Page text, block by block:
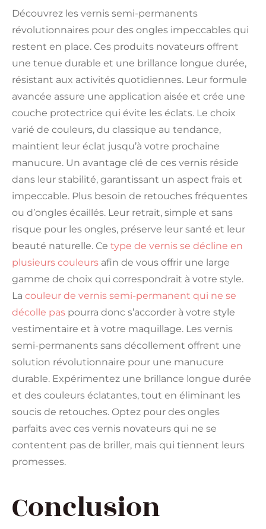
Découvrez les vernis semi-permanents
révolutionnaires pour des ongles impeccables qui
restent en place. Ces produits novateurs offrent
une tenue durable et une brillance longue durée,
résistant aux activités quotidiennes. Leur formule
avancée assure une application aisée et crée une
couche protectrice qui évite les éclats. Le choix
varié de couleurs, du classique au tendance,
maintient leur éclat jusqu’à votre prochaine
manucure. Un avantage clé de ces vernis réside
dans leur stabilité, garantissant un aspect frais et
impeccable. Plus besoin de retouches fréquentes
ou d’ongles écaillés. Leur retrait, simple et sans
risque pour les ongles, préserve leur santé et leur
beauté naturelle. Ce type de vernis se décline en
plusieurs couleurs afin de vous offrir une large
gamme de choix qui correspondrait à votre style.
La couleur de vernis semi-permanent qui ne se
décolle pas pourra donc s’accorder à votre style
vestimentaire et à votre maquillage. Les vernis
semi-permanents sans décollement offrent une
solution révolutionnaire pour une manucure
durable. Expérimentez une brillance longue durée
et des couleurs éclatantes, tout en éliminant les
soucis de retouches. Optez pour des ongles
parfaits avec ces vernis novateurs qui ne se
contentent pas de briller, mais qui tiennent leurs
promesses.
Conclusion